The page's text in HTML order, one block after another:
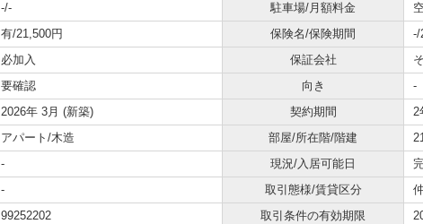
-/- 駐車場/月額料金
有/21,500円 保険名/保険期間
-/
必加入 保証会社
要確認 向き
-
2026年 3月 (新築) 契約期間
2
アパート/木造 部屋/所在階/階建
- 現況/入居可能日
- 取引態様/賃貸区分
99252202 取引条件の有効期限